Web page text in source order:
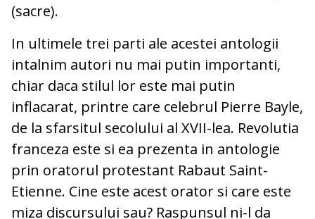
(sacre).
In ultimele trei parti ale acestei antologii
intalnim autori nu mai putin importanti,
chiar daca stilul lor este mai putin
inflacarat, printre care celebrul Pierre Bayle,
de la sfarsitul secolului al XVII-lea. Revolutia
franceza este si ea prezenta in antologie
prin oratorul protestant Rabaut Saint-
Etienne. Cine este acest orator si care este
miza discursului sau? Raspunsul ni-l da